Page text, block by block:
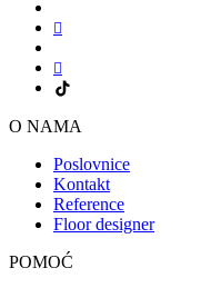
O NAMA
Poslovnice
Kontakt
Reference
Floor designer
POMOĆ